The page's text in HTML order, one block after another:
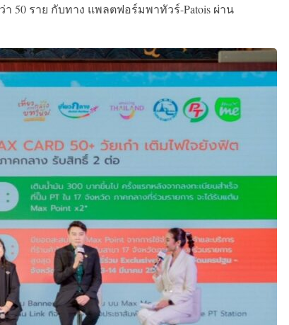
50 ราย กับทาง แพลตฟอร์มพาทัวร์-Patois ผ่าน